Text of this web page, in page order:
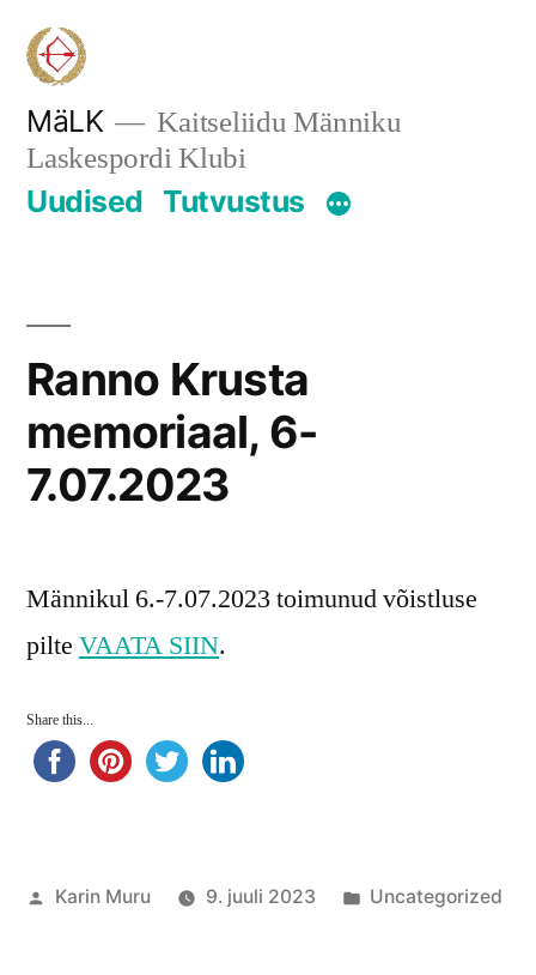
Skip
content
MäLK
Kaitseliidu Männiku
Laskespordi Klubi
Uudised Tutvustus
Ranno Krusta
memoriaal, 6-
7.07.2023
Männikul 6.-7.07.2023 toimunud võistluse
pilte VAATA SIIN.
Share this...
Posted
Karin Muru 9. juuli 2023
Posted
Uncategorized